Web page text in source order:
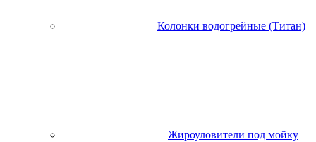
Колонки водогрейные (Титан)
Жироуловители под мойку